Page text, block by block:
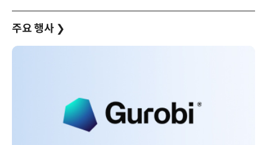
주요 행사 ❯